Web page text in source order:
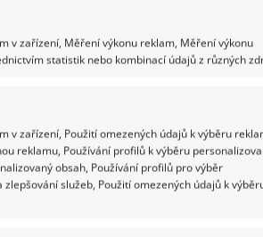
v zařízení, Měření výkonu reklam, Měření výkonu
statistik nebo kombinací údajů z různých
v zařízení, Použití omezených údajů k výběru
reklamu, Používání profilů k výběru
obsah, Používání profilů pro výběr
služeb, Použití omezených údajů k
právě na daném roštu.